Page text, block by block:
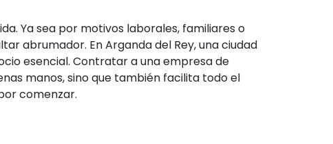
Ya sea por motivos laborales, familiares o
abrumador. En Arganda del Rey, una ciudad
esencial. Contratar a una empresa de
manos, sino que también facilita todo el
comenzar.